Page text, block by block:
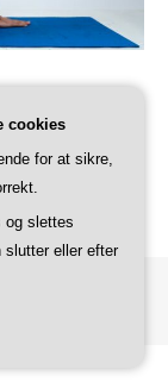
39
cookies
for at sikre,
slettes
slutter eller efter